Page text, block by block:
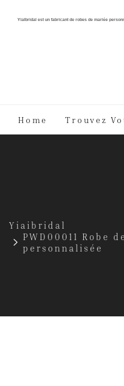
YiaIbridal est un fabricant de robes de mariée
Home Trouvez
Yiaibridal
PWD00011
personnalisée